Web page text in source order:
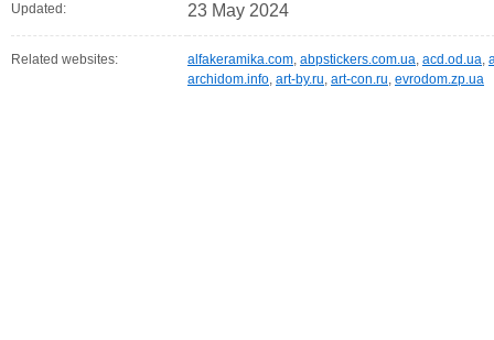
Updated: 23 May 2024
Related websites: alfakeramika.com, abpstickers.com.ua, acd.od.ua,
archidom.info, art-by.ru, art-con.ru, evrodom.zp.ua